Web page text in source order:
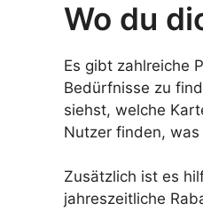
Wo du
Es gibt zahlreiche
Bedürfnisse zu
siehst, welche
Nutzer finden,
Zusätzlich ist es
jahreszeitliche